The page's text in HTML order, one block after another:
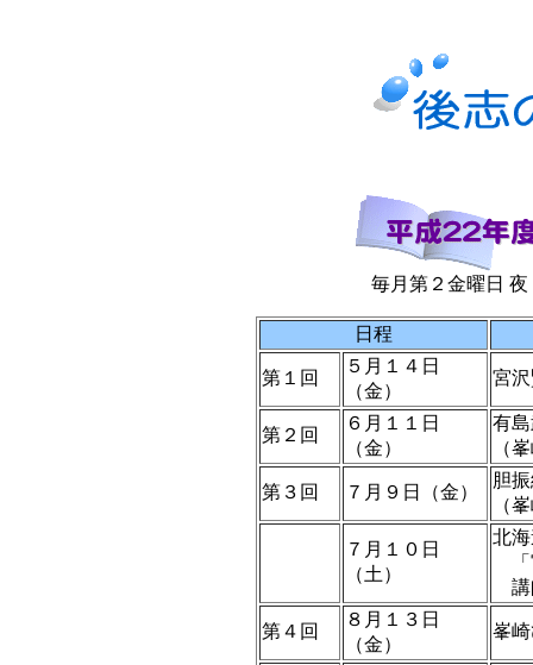
毎月第２金曜日
日程
第１回
５月１４日
（金）
宮
第２回
６月１１日
（金）
有
（
第３回 ７月９日（金）
胆
（
７月１０日
（土）
北
「
講
第４回
８月１３日
（金）
峯